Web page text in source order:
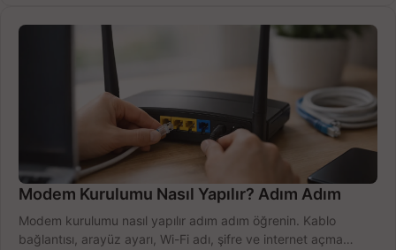
Modem Kurulumu Nasıl Yapılır? Adım Adım
Modem kurulumu nasıl yapılır adım adım öğrenin. Kablo
bağlantısı, arayüz ayarı, Wi-Fi adı, şifre ve internet açma